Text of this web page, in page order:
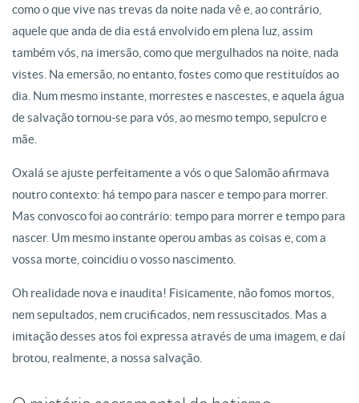
como o que vive nas trevas da noite nada vê e, ao contrário,
aquele que anda de dia está envolvido em plena luz, assim
também vós, na imersão, como que mergulhados na noite, nada
vistes. Na emersão, no entanto, fostes como que restituídos ao
dia. Num mesmo instante, morrestes e nascestes, e aquela água
de salvação tornou-se para vós, ao mesmo tempo, sepulcro e
mãe.
Oxalá se ajuste perfeitamente a vós o que Salomão afirmava
noutro contexto: há tempo para nascer e tempo para morrer.
Mas convosco foi ao contrário: tempo para morrer e tempo para
nascer. Um mesmo instante operou ambas as coisas e, com a
vossa morte, coincidiu o vosso nascimento.
Oh realidade nova e inaudita! Fisicamente, não fomos mortos,
nem sepultados, nem crucificados, nem ressuscitados. Mas a
imitação desses atos foi expressa através de uma imagem, e daí
brotou, realmente, a nossa salvação.